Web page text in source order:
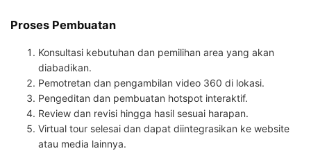
Proses Pembuatan
Konsultasi kebutuhan dan pemilihan area yang akan
diabadikan.
Pemotretan dan pengambilan video 360 di lokasi.
Pengeditan dan pembuatan hotspot interaktif.
Review dan revisi hingga hasil sesuai harapan.
Virtual tour selesai dan dapat diintegrasikan ke website
atau media lainnya.